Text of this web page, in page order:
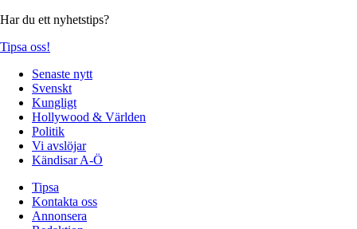
Har du ett nyhetstips?
Tipsa oss!
Senaste nytt
Svenskt
Kungligt
Hollywood & Världen
Politik
Vi avslöjar
Kändisar A-Ö
Tipsa
Kontakta oss
Annonsera